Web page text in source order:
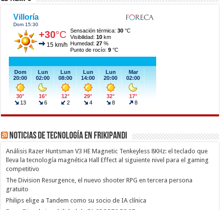
Noticias de Tecnología en Frikipandi
Análisis Razer Huntsman V3 HE Magnetic Tenkeyless 8KHz: el teclado que
lleva la tecnología magnética Hall Effect al siguiente nivel para el gaming
competitivo
The Division Resurgence, el nuevo shooter RPG en tercera persona
gratuito
Philips elige a Tandem como su socio de IA clínica